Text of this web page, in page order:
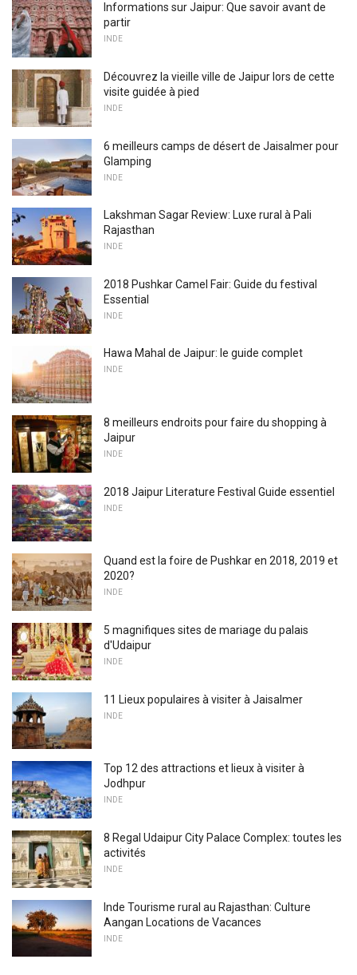
Informations sur Jaipur: Que savoir avant de
partir
INDE
Découvrez la vieille ville de Jaipur lors de cette
visite guidée à pied
INDE
6 meilleurs camps de désert de Jaisalmer pour
Glamping
INDE
Lakshman Sagar Review: Luxe rural à Pali
Rajasthan
INDE
2018 Pushkar Camel Fair: Guide du festival
Essential
INDE
Hawa Mahal de Jaipur: le guide complet
INDE
8 meilleurs endroits pour faire du shopping à
Jaipur
INDE
2018 Jaipur Literature Festival Guide essentiel
INDE
Quand est la foire de Pushkar en 2018, 2019 et
2020?
INDE
5 magnifiques sites de mariage du palais
d'Udaipur
INDE
11 Lieux populaires à visiter à Jaisalmer
INDE
Top 12 des attractions et lieux à visiter à
Jodhpur
INDE
8 Regal Udaipur City Palace Complex: toutes les
activités
INDE
Inde Tourisme rural au Rajasthan: Culture
Aangan Locations de Vacances
INDE